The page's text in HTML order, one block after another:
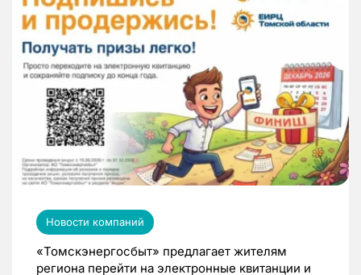
Новости компаний
«Томскэнергосбыт» предлагает жителям
региона перейти на электронные квитанции и